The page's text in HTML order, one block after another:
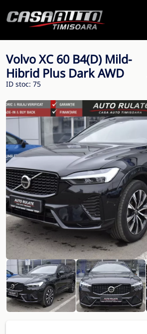
Volvo XC 60 B4(D) Mild-
Hibrid Plus Dark AWD
ID stoc: 75